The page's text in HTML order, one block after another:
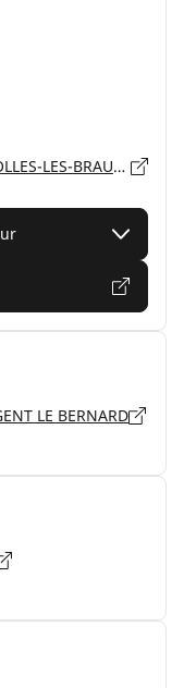
6 Rue des Feuillantines, 72260 MAROLLES-LES-BRAULTS
LE BERNARD